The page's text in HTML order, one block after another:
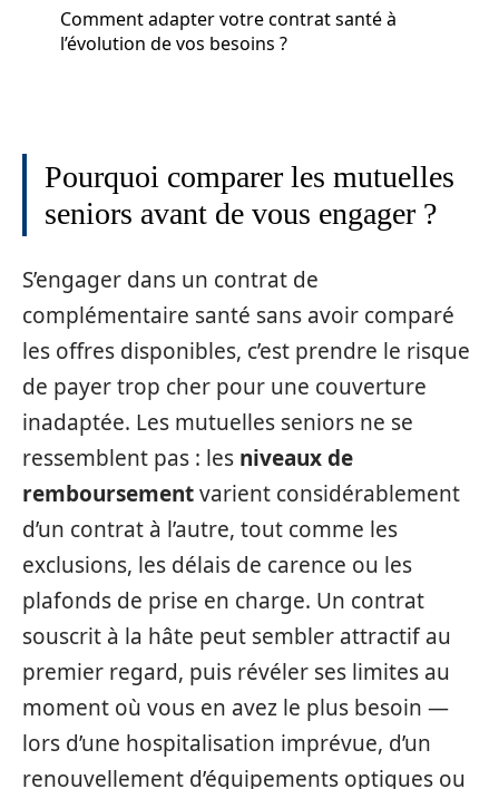
Comment adapter votre contrat santé à
l’évolution de vos besoins ?
Pourquoi comparer les mutuelles
seniors avant de vous engager ?
S’engager dans un contrat de
complémentaire santé sans avoir comparé
les offres disponibles, c’est prendre le risque
de payer trop cher pour une couverture
inadaptée. Les mutuelles seniors ne se
ressemblent pas : les niveaux de
remboursementvarient considérablement
d’un contrat à l’autre, tout comme les
exclusions, les délais de carence ou les
plafonds de prise en charge. Un contrat
souscrit à la hâte peut sembler attractif au
premier regard, puis révéler ses limites au
moment où vous en avez le plus besoin —
lors d’une hospitalisation imprévue, d’un
renouvellement d’équipements optiques ou